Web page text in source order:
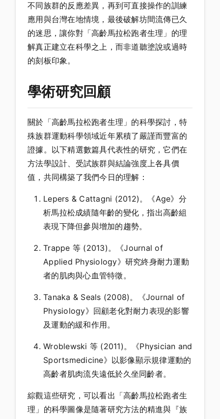
不同族群的反應差異，再到可直接操作的訓練
應用與台灣在地情境，最後破解坊間流傳已久
的迷思，讓你對「高齡馬拉松跑者生理」的理
解真正建立在科學之上，而非道聽塗說或過時
的刻板印象。
學術研究回顧
關於「高齡馬拉松跑者生理」的科學探討，特
殊族群運動科學領域近年累積了嚴謹而豐富的
證據。以下精選數篇具代表性的研究，它們在
方法學設計、受試族群與結論強度上各具價
值，共同構築了我們今日的理解：
Lepers & Cattagni (2012)。《Age》分
析馬拉松成績隨年齡的變化，指出高齡組
表現下降但參與增加的趨勢。
Trappe 等 (2013)。《Journal of
Applied Physiology》研究終身耐力運動
者的肌肉與心血管特徵。
Tanaka & Seals (2008)。《Journal of
Physiology》回顧老化對耐力表現的影響
及運動的緩和作用。
Wroblewski 等 (2011)。《Physician and
Sportsmedicine》以影像顯示規律運動的
高齡者肌肉流失遠低於久坐同齡者。
綜觀這些研究，可以看出「高齡馬拉松跑者生
理」的科學圖像是隨著研究方法的精進與『族